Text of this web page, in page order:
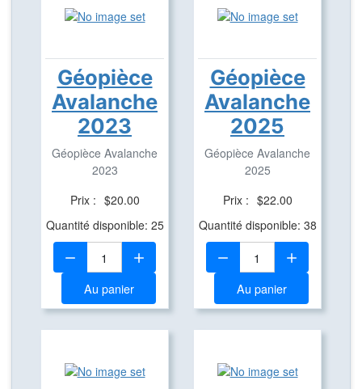
Géopièce
Avalanche
2023
Géopièce Avalanche
2023
Prix : $20.00
Quantité disponible: 25
Quantité:
Au panier
Géopièce
Avalanche
2025
Géopièce Avalanche
2025
Prix : $22.00
Quantité disponible: 38
Quantité:
Au panier